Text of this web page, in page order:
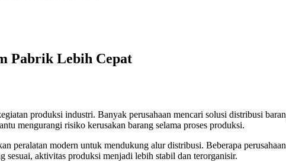
Pabrik Lebih Cepat
produksi industri. Banyak perusahaan mencari solusi distribusi
mengurangi risiko kerusakan barang selama proses produksi.
peralatan modern untuk mendukung alur distribusi. Beberapa
sesuai, aktivitas produksi menjadi lebih stabil dan terorganisir.